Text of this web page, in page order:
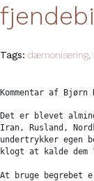
Tags: dæmonisering
Kommentar af
Det er blevet
Iran, Rusland,
undertrykker
klogt at kalde dem
At bruge begrebet